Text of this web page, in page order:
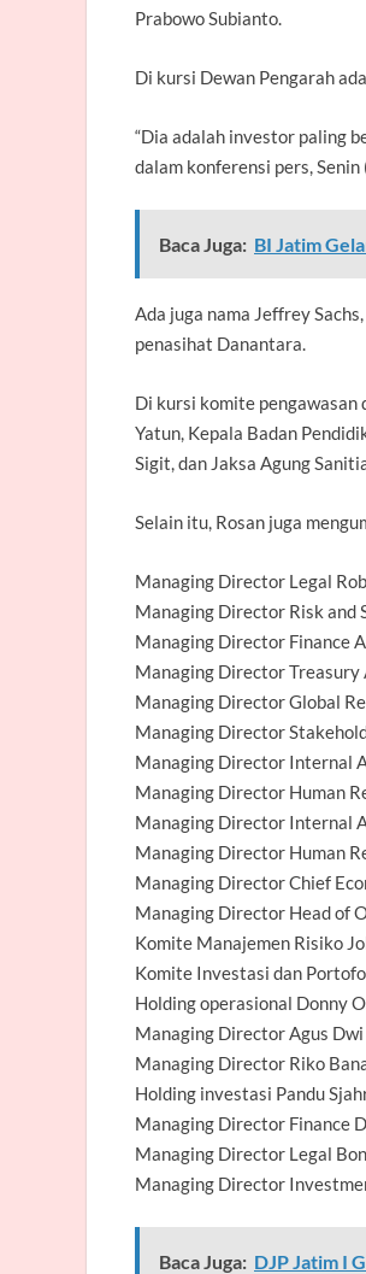
Prabowo Subianto.
Di kursi Dewan Pengarah
“Dia adalah investor paling
dalam konferensi pers,
Baca Juga: BI Jatim
Ada juga nama Jeffrey
penasihat Danantara.
Di kursi komite pengawasan
Yatun, Kepala Badan
Sigit, dan Jaksa Agung
Selain itu, Rosan juga
Managing Director Legal
Managing Director Risk and
Managing Director Finance
Managing Director Treasury
Managing Director Global
Managing Director
Managing Director Internal
Managing Director Human
Managing Director Internal
Managing Director Human
Managing Director Chief
Managing Director Head of
Komite Manajemen Risiko
Komite Investasi dan
Holding operasional Donny
Managing Director Agus
Managing Director Riko
Holding investasi Pandu
Managing Director Finance
Managing Director Legal
Managing Director
Baca Juga: DJP Jatim I